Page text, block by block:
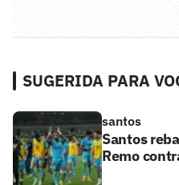
SUGERIDA PARA
santos
Santos
Remo